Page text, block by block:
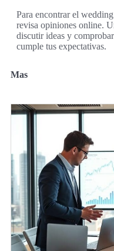
Para encontrar el
revisa opiniones online.
discutir ideas y
cumple tus expectativas.
Mas